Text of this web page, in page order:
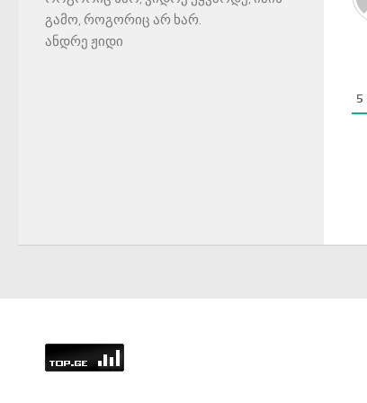
5
გამო, როგორიც არ ხარ.
ანდრე ჟიდი